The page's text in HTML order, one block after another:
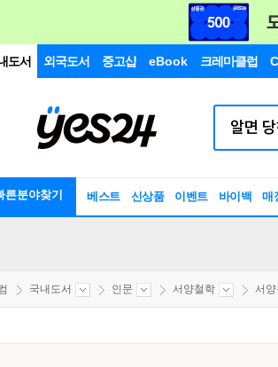
도서 외국도서 중고샵 eBook 크레마클럽
른분야찾기 베스트 신상품 이벤트 바이백 매
국내도서 인문 서양철학 서